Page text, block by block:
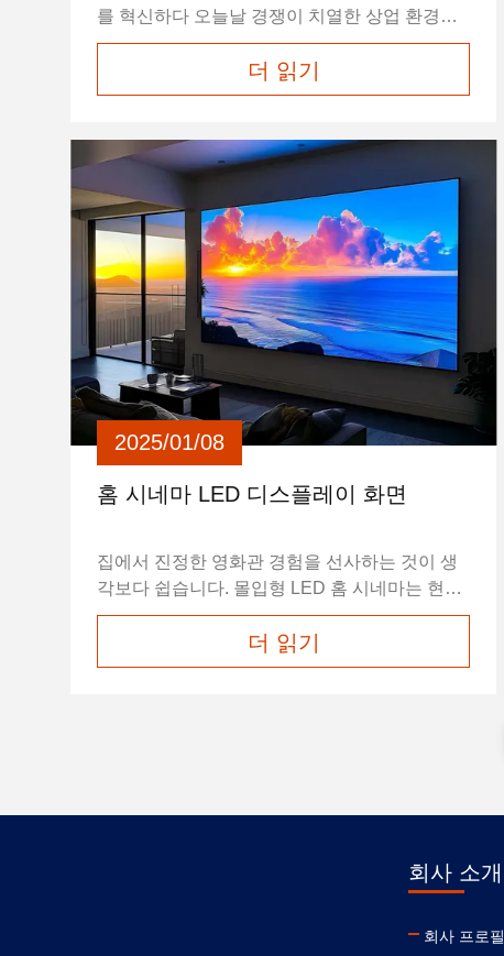
를 혁신하다 오늘날 경쟁이 치열한 상업 환경에
서 기업은 고객의 관심을 끌고 광고 효율성을 극
대화할 수 있는 혁신적인 방법을 끊임없이 찾고
있습니다. 이러한 요구를 충족하기 위해
유연성 및 우수한 시각적 성능을 제공하도록 설
계된 최첨단 디지털 사이니지 솔루션인 고급 양
면 LED 디스플레이를 자랑스럽게 소개합니다.
양면 LED 디스플레이 화면은 LED 디스플레이
기술의 주요 발전을 나타내며 기업이 디스플레
이 양쪽에서 동시에 청중과 소통할 ...
더 읽기
2025/01/08
홈 시네마 LED 디스플레이 화면
집에서 진정한 영화관 경험을 선사하는 것이 생
각보다 쉽습니다. 몰입형 LED 홈 시네마는 현대
적인 생활 공간의 자연스러운 확장으로 제시되
어 일상적인 공간을 엔터테인먼트, 교류, 그리고
함께하는 순간을 위한 매혹적인 환경으로 변화
더 읽기
회사 소개
회사 프로필